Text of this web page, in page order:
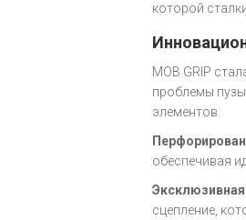
которой
MOB GRIP
проблемы
элементов:
обеспечивая
сцепление,